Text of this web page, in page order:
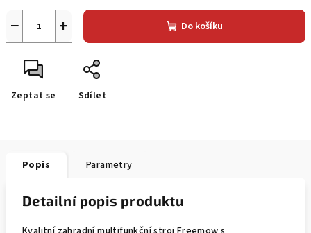
+
− Do košíku
Zeptat se Sdílet
Popis Parametry
Detailní popis produktu